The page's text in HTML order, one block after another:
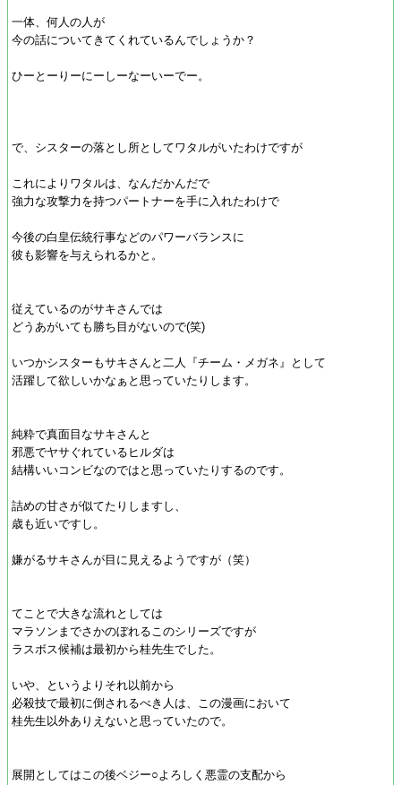
一体、何人の人が
今の話についてきてくれているんでしょうか？
ひーとーりーにーしーなーいーでー。
で、シスターの落とし所としてワタルがいたわけですが
これによりワタルは、なんだかんだで
強力な攻撃力を持つパートナーを手に入れたわけで
今後の白皇伝統行事などのパワーバランスに
彼も影響を与えられるかと。
従えているのがサキさんでは
どうあがいても勝ち目がないので(笑)
いつかシスターもサキさんと二人『チーム・メガネ』として
活躍して欲しいかなぁと思っていたりします。
純粋で真面目なサキさんと
邪悪でヤサぐれているヒルダは
結構いいコンビなのではと思っていたりするのです。
詰めの甘さが似てたりしますし、
歳も近いですし。
嫌がるサキさんが目に見えるようですが（笑）
てことで大きな流れとしては
マラソンまでさかのぼれるこのシリーズですが
ラスボス候補は最初から桂先生でした。
いや、というよりそれ以前から
必殺技で最初に倒されるべき人は、この漫画において
桂先生以外ありえないと思っていたので。
展開としてはこの後ベジー○よろしく悪霊の支配から